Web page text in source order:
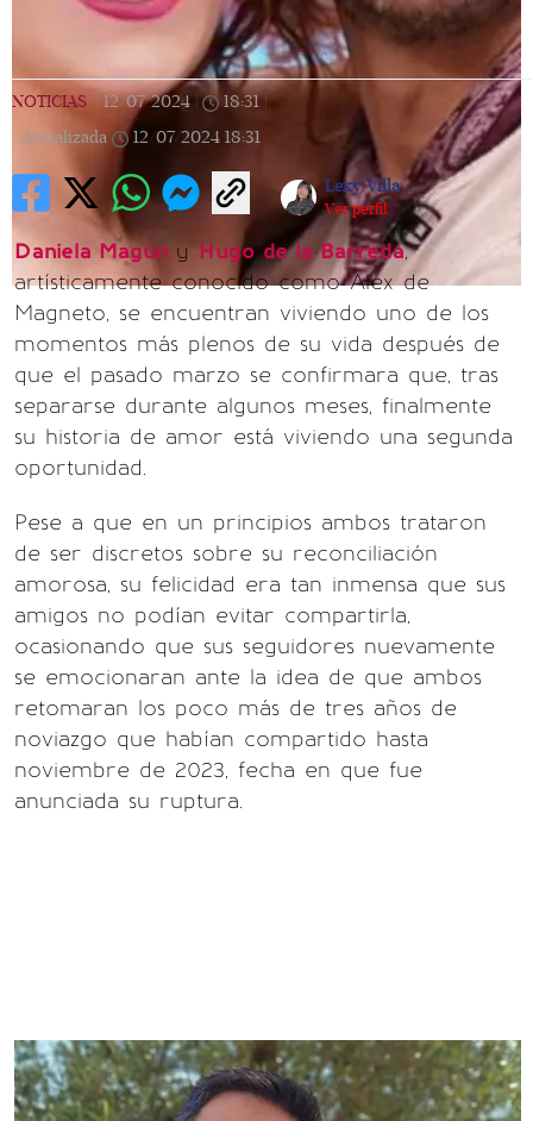
NOTICIAS | 12/07/2024 18:31 |
Actualizada
12/07/2024 18:31
Lexy Villa
Ver perfil
Daniela Magún yHugo de la Barreda,
artísticamente conocido como Alex de
Magneto, se encuentran viviendo uno de los
momentos más plenos de su vida después de
que el pasado marzo se confirmara que, tras
separarse durante algunos meses, finalmente
su historia de amor está viviendo una segunda
oportunidad.
Pese a que en un principios ambos trataron
de ser discretos sobre su reconciliación
amorosa, su felicidad era tan inmensa que sus
amigos no podían evitar compartirla,
ocasionando que sus seguidores nuevamente
se emocionaran ante la idea de que ambos
retomaran los poco más de tres años de
noviazgo que habían compartido hasta
noviembre de 2023, fecha en que fue
anunciada su ruptura.